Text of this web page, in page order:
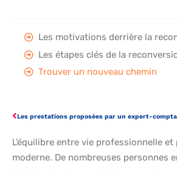
Les motivations derrière la
Les étapes clés de la
Trouver un nouveau chemin
Les prestations proposées par un expert-
L’équilibre entre vie professionnelle
moderne. De nombreuses personnes